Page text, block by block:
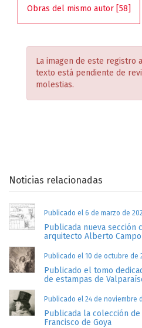
Obras del mismo autor [58]
La imagen de este registro
texto está pendiente de
molestias.
Noticias relacionadas
Publicado el 6 de marzo de
Publicada nueva sección
arquitecto Alberto Campo
Publicado el 10 de octubre de
Publicado el tomo
de estampas de
Publicado el 24 de noviembre
Publicada la colección
Francisco de Goya